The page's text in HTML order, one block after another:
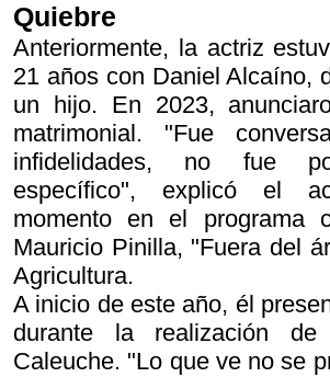
Quiebre
Anteriormente, la actriz
21 años con Daniel Alcaíno,
un hijo. En 2023,
matrimonial. "Fue
infidelidades, no fue
específico", explicó el
momento en el programa
Mauricio Pinilla, "Fuera del
Agricultura.
A inicio de este año, él
durante la realización
Caleuche. "Lo que ve no se